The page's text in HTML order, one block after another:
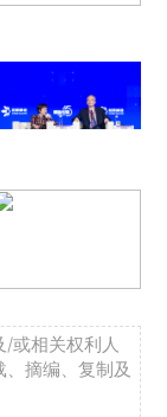
或相关权利人
摘编、复制及